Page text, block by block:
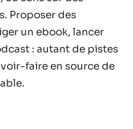
Proposer des
un ebook, lancer
: autant de pistes
faire en source de